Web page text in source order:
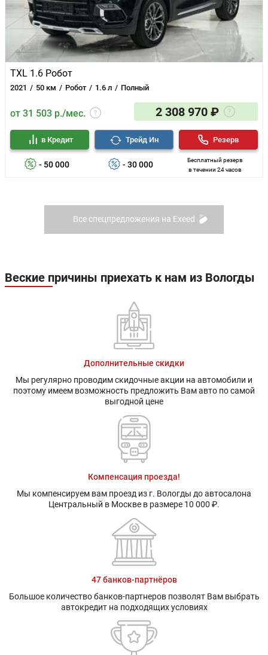
TXL 1.6 Робот
2021 50 км Робот 1.6 л Полный
от 31 503 р./мес. 2 308 970 ₽
- 50 000
в Кредит
- 30 000
Трейд Ин
Бесплатный резерв
в течении 24 часов
Резерв
Все спецпредложения на Exeed
Веские причины приехать к нам из Вологды
Дополнительные скидки
Мы регулярно проводим скидочные акции на автомобили и
поэтому имеем возможность предложить Вам авто по самой
выгодной цене
Компенсация проезда!
Мы компенсируем вам проезд из г. Вологды до автосалона
Центральный в Москве в размере 10 000 ₽.
47 банков-партнёров
Большое количество банков-партнеров позволят Вам выбрать
автокредит на подходящих условиях